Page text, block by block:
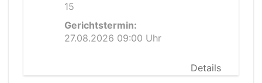
15
Gerichtstermin:
27.08.2026 09:00 Uhr
Details